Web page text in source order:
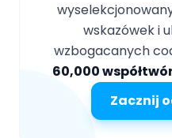
wskazówek i
wzbogacanych
60,000
Zacznij